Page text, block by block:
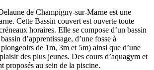
de Champigny-sur-Marne est une
Cette Bassin couvert est ouverte toute
horaires. Elle se compose d’un bassin
d’apprentissage, d’une fosse à
de 1m, 3m et 5m) ainsi que d’une
des plus jeunes. Des cours d’aquagym et
proposés au sein de la piscine.